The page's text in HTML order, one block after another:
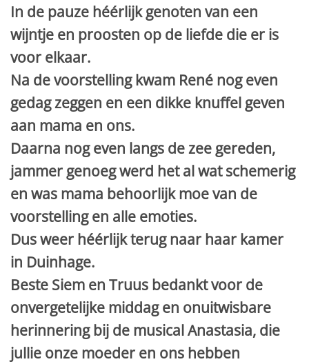
In de pauze héérlijk genoten van een
wijntje en proosten op de liefde die er is
voor elkaar.
Na de voorstelling kwam René nog even
gedag zeggen en een dikke knuffel geven
aan mama en ons.
Daarna nog even langs de zee gereden,
jammer genoeg werd het al wat schemerig
en was mama behoorlijk moe van de
voorstelling en alle emoties.
Dus weer héérlijk terug naar haar kamer
in Duinhage.
Beste Siem en Truus bedankt voor de
onvergetelijke middag en onuitwisbare
herinnering bij de musical Anastasia, die
jullie onze moeder en ons hebben